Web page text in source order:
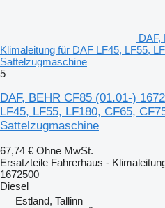
DAF,
Klimaleitung für DAF LF45, LF55,
Sattelzugmaschine
5
DAF, BEHR CF85 (01.01-)
LF45, LF55, LF180, CF65,
Sattelzugmaschine
67,74 € Ohne MwSt.
Ersatzteile Fahrerhaus -
1672500
Diesel
Estland, Tallinn